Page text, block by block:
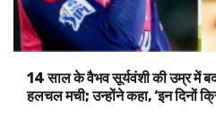
14 साल के वैभव सूर्यवंशी की उम्र में
हलचल मची; उन्होंने कहा, ‘इन दिनों